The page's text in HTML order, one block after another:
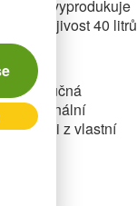
rok vyprodukuje
dojivost 40 litrů
plnotučná
regionální
energii z vlastní